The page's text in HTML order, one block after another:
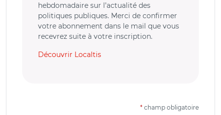
hebdomadaire sur l’actualité des
politiques publiques. Merci de confirmer
votre abonnement dans le mail que vous
recevrez suite à votre inscription.
Découvrir Localtis
* champ obligatoire